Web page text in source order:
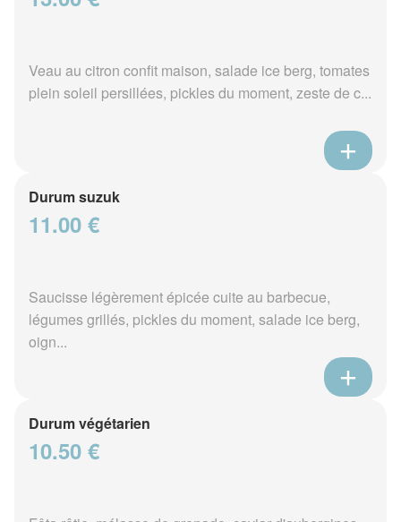
Veau au citron confit maison, salade ice berg, tomates
plein soleil persillées, pickles du moment, zeste de c...
Durum suzuk
11.00 €
Saucisse légèrement épicée cuite au barbecue,
légumes grillés, pickles du moment, salade ice berg,
oign...
Durum végétarien
10.50 €